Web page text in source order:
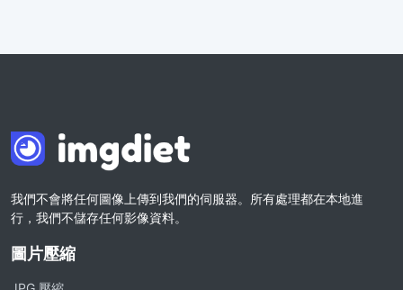
我們不會將任何圖像上傳到我們的伺服器。所有處理都在本地進
行，我們不儲存任何影像資料。
圖片壓縮